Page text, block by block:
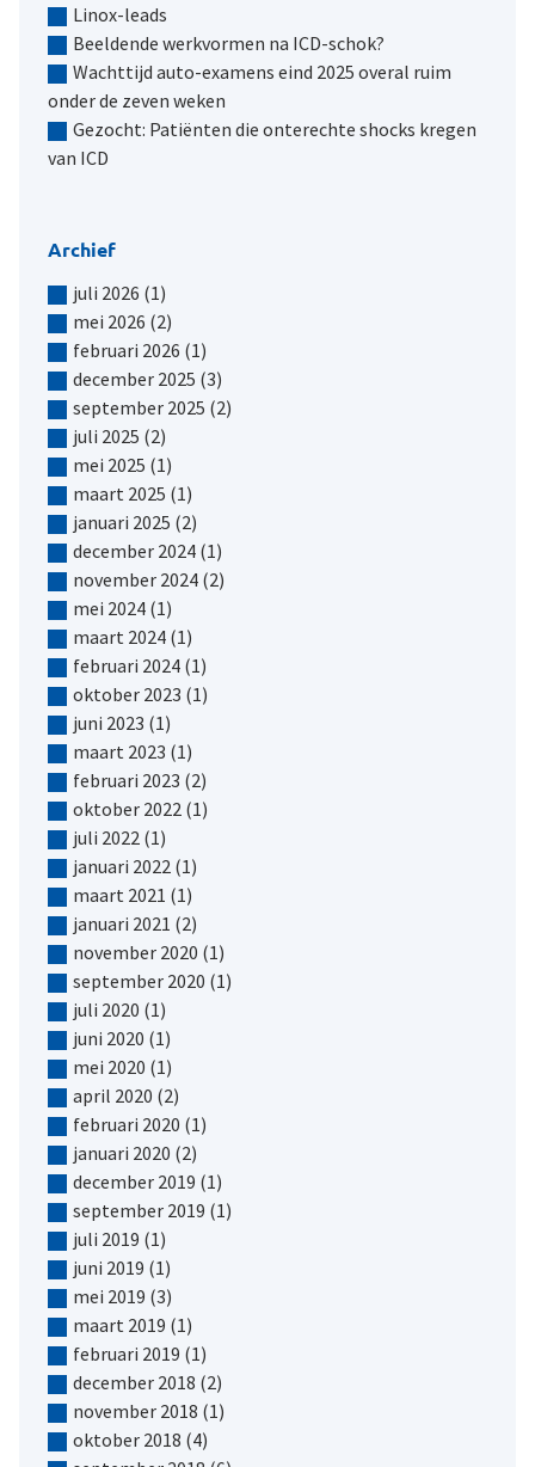
Linox-leads
Beeldende werkvormen na ICD-schok?
Wachttijd auto-examens eind 2025 overal ruim
onder de zeven weken
Gezocht: Patiënten die onterechte shocks kregen
van ICD
Archief
juli 2026 (1)
mei 2026 (2)
februari 2026 (1)
december 2025 (3)
september 2025 (2)
juli 2025 (2)
mei 2025 (1)
maart 2025 (1)
januari 2025 (2)
december 2024(1)
november 2024(2)
mei 2024(1)
maart 2024(1)
februari 2024(1)
oktober 2023 (1)
juni 2023 (1)
maart 2023 (1)
februari 2023 (2)
oktober 2022 (1)
juli 2022 (1)
januari 2022 (1)
maart 2021 (1)
januari 2021 (2)
november 2020 (1)
september 2020 (1)
juli 2020 (1)
juni 2020 (1)
mei 2020 (1)
april 2020 (2)
februari 2020 (1)
januari 2020 (2)
december 2019 (1)
september 2019 (1)
juli 2019 (1)
juni 2019 (1)
mei 2019 (3)
maart 2019 (1)
februari 2019 (1)
december 2018 (2)
november 2018 (1)
oktober 2018 (4)